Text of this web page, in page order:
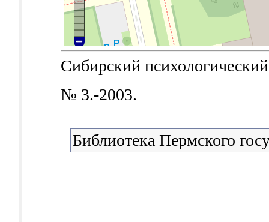
Сибирский
№ 3.-2003.
Библиотека Пермского